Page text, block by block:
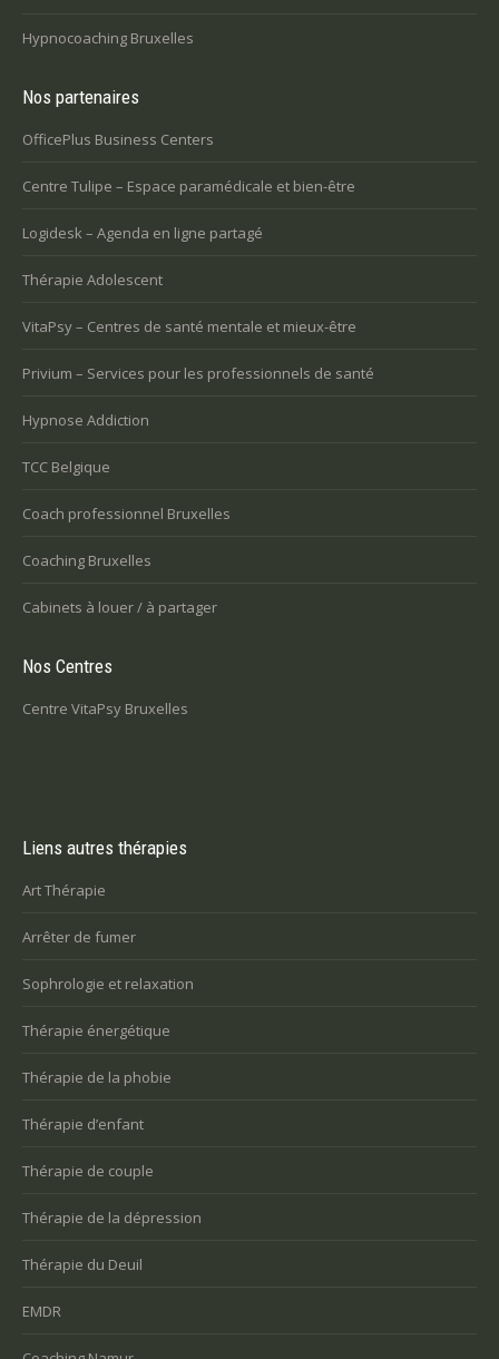
Hypnocoaching Bruxelles
Nos partenaires
OfficePlus Business Centers
Centre Tulipe – Espace paramédicale et bien-être
Logidesk – Agenda en ligne partagé
Thérapie Adolescent
VitaPsy – Centres de santé mentale et mieux-être
Privium – Services pour les professionnels de santé
Hypnose Addiction
TCC Belgique
Coach professionnel Bruxelles
Coaching Bruxelles
Cabinets à louer / à partager
Nos Centres
Centre VitaPsy Bruxelles
Liens autres thérapies
Art Thérapie
Arrêter de fumer
Sophrologie et relaxation
Thérapie énergétique
Thérapie de la phobie
Thérapie d’enfant
Thérapie de couple
Thérapie de la dépression
Thérapie du Deuil
EMDR